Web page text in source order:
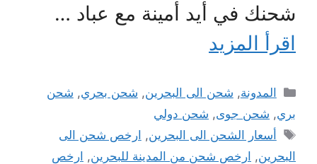
شحنك في أيد أمينة مع عباد …
اقرأ المزيد
التصنيفات
المدونة, شحن الى البحرين, شحن بحري, شحن
بري, شحن جوى, شحن دولي
الوسوم
أسعار الشحن الى البحرين, ارخص شحن الى
البحرين, ارخص شحن من المدينة للبحرين, ارخص